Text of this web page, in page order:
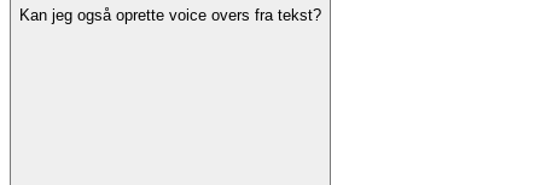
Kan jeg også oprette voice overs fra tekst?